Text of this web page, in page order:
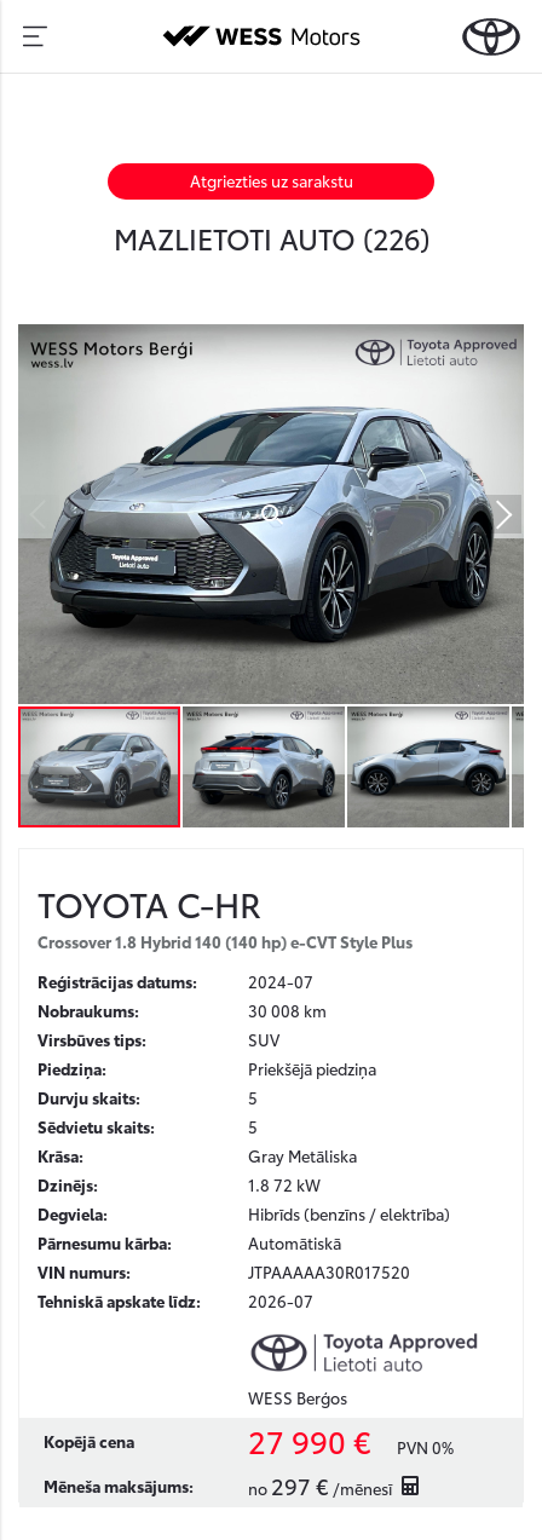
Atgriezties uz sarakstu
MAZLIETOTI AUTO (226)
TOYOTA C-HR
Crossover 1.8 Hybrid 140 (140 hp) e-CVT Style Plus
Reģistrācijas datums:
2024-07
Nobraukums:
30 008 km
Virsbūves tips:
SUV
Piedziņa:
Priekšējā piedziņa
Durvju skaits:
5
Sēdvietu skaits:
5
Krāsa:
Gray Metāliska
Dzinējs:
1.8 72 kW
Degviela:
Hibrīds (benzīns / elektrība)
Pārnesumu kārba:
Automātiskā
VIN numurs:
JTPAAAAA30R017520
Tehniskā apskate līdz:
2026-07
WESS Berģos
Kopējā cena
27 990 €
PVN 0%
Mēneša maksājums:
no 297 € /mēnesī